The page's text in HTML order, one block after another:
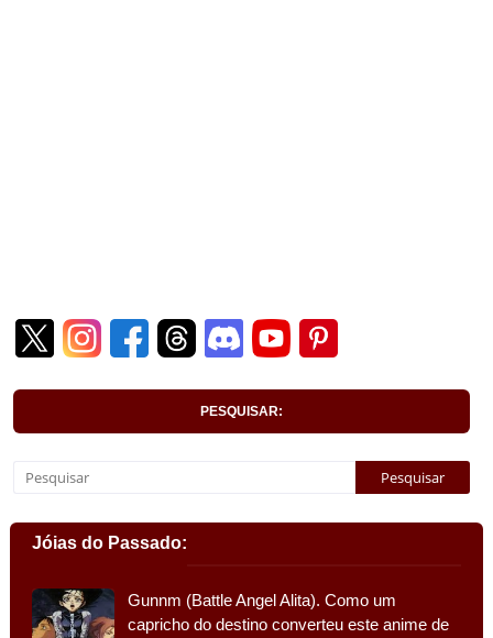
PESQUISAR:
Jóias do Passado:
Gunnm (Battle Angel Alita). Como um
capricho do destino converteu este anime de